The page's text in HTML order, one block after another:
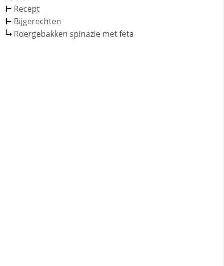
Recept
Bijgerechten
Roergebakken spinazie met feta